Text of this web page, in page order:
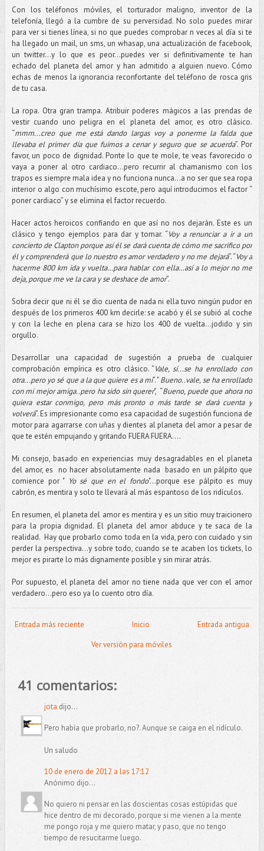
Con los teléfonos móviles, el torturador maligno, inventor de la
telefonía, llegó a la cumbre de su perversidad. No solo puedes mirar
para ver si tienes línea, si no que puedes comprobar n veces al día si te
ha llegado un mail, un sms, un whasap, una actualización de facebook,
un twitter…y lo que es peor…puedes ver si definitivamente te han
echado del planeta del amor y han admitido a alguien nuevo. Cómo
echas de menos la ignorancia reconfortante del teléfono de rosca gris
de tu casa.
La ropa. Otra gran trampa. Atribuir poderes mágicos a las prendas de
vestir cuando uno peligra en el planeta del amor, es otro clásico.
“mmm...creo que me está dando largas voy a ponerme la falda que
llevaba el primer día que fuimos a cenar y seguro que se acuerda”. Por
favor, un poco de dignidad. Ponte lo que te mole, te veas favorecido o
vaya a poner al otro cardiaco…pero recurrir al chamanismo con los
trapos es siempre mala idea y no funciona nunca…a no ser que sea ropa
interior o algo con muchísimo escote, pero aquí introducimos el factor “
poner cardiaco” y se elimina el factor recuerdo.
Hacer actos heroicos confiando en que así no nos dejarán. Este es un
clásico y tengo ejemplos para dar y tomar. “Voy a renunciar a ir a un
concierto de Clapton porque así él se dará cuenta de cómo me sacrifico por
él y comprenderá que lo nuestro es amor verdadero y no me dejará”. “Voy a
hacerme 800 km ida y vuelta…para hablar con ella…así a lo mejor no me
deja, porque me ve la cara y se deshace de amor”.
Sobra decir que ni él se dio cuenta de nada ni ella tuvo ningún pudor en
después de los primeros 400 km decirle: se acabó y él se subió al coche
y con la leche en plena cara se hizo los 400 de vuelta...jodido y sin
orgullo.
Desarrollar una capacidad de sugestión a prueba de cualquier
comprobación empírica es otro clásico. “Vale, sí...se ha enrollado con
otra...pero yo sé que a la que quiere es a mí”. "Bueno..vale, se ha enrollado
con mi mejor amiga..pero ha sido sin querer", “Bueno, puede que ahora no
quiera estar conmigo, pero más pronto o más tarde se dará cuenta y
volverá”. Es impresionante como esa capacidad de sugestión funciona de
motor para agarrarse con uñas y dientes al planeta del amor a pesar de
que te estén empujando y gritando FUERA FUERA….
Mi consejo, basado en experiencias muy desagradables en el planeta
del amor, es no hacer absolutamente nada basado en un pálpito que
comience por " Yo sé que en el fondo"...porque ese pálpito es muy
cabrón, es mentira y solo te llevará al más espantoso de los ridículos.
En resumen, el planeta del amor es mentira y es un sitio muy traicionero
para la propia dignidad. El planeta del amor abduce y te saca de la
realidad. Hay que probarlo como toda en la vida, pero con cuidado y sin
perder la perspectiva…y sobre todo, cuando se te acaben los tickets, lo
mejor es pirarte lo más dignamente posible y sin mirar atrás.
Por supuesto, el planeta del amor no tiene nada que ver con el amor
verdadero...pero eso ya lo cuento otro día.
Entrada más reciente Entrada antigua
Inicio
Ver versión para móviles
41 comentarios:
jota dijo...
Pero había que probarlo, no?. Aunque se caiga en el ridículo.
Un saludo
10 de enero de 2012 a las 17:12
Anónimo dijo...
No quiero ni pensar en las doscientas cosas estúpidas que
hice dentro de mi decorado, porque si me vienen a la mente
me pongo roja y me quiero matar, y paso, que no tengo
tiempo de resucitarme luego.